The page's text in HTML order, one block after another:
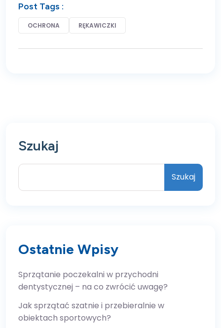
Post Tags :
OCHRONA RĘKAWICZKI
Szukaj
Szukaj
Ostatnie Wpisy
Sprzątanie poczekalni w przychodni
dentystycznej – na co zwrócić uwagę?
Jak sprzątać szatnie i przebieralnie w
obiektach sportowych?